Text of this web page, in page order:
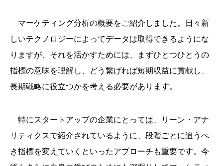
マーケティング分析の概要をご紹介しました。日々新
しいテクノロジーによってデータは取得できるようにな
りますが、それを活かすためには、まずひとつひとうの
指標の意味を理解し、どう繋げれば短期収益に貢献し、
長期戦略に役立つかを考える必要があります。
特にスタートアップの企業にとっては、リーン・アナ
リティクスで紹介されているように、段階ごとに追うべ
き指標を変えていくといったアプローチも重要です。今